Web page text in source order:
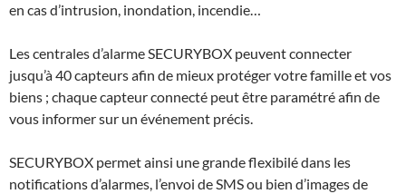
en cas d’intrusion, inondation, incendie…
Les centrales d’alarmeSECURYBOX peuvent connecter
jusqu’à 40 capteurs afin de mieux protéger votre famille et vos
biens ; chaque capteur connecté peut être paramétré afin de
vous informer sur un événement précis.
SECURYBOX permet ainsi une grande flexibilé dans les
notifications d’alarmes, l’envoi de SMS ou bien d’images de